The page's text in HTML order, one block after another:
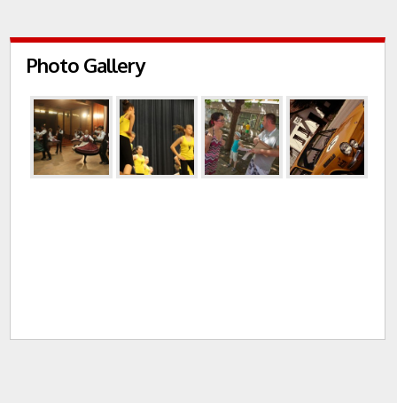
Photo Gallery